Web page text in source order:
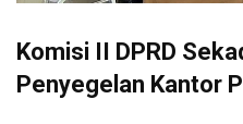
Komisi II DPRD
Penyegelan Kantor